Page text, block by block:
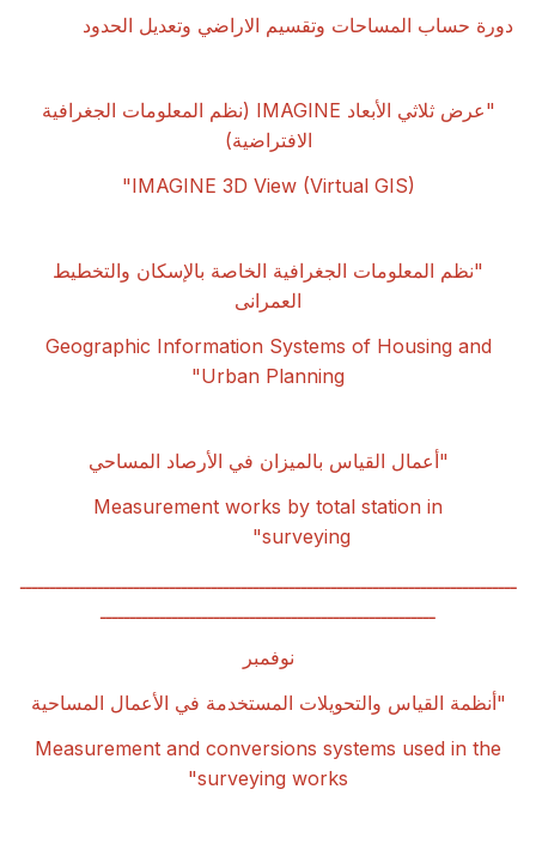
دورة حساب المساحات وتقسيم الاراضي وتعديل الحدود
"عرض ثلاثي الأبعادIMAGINE (
نظم المعلومات الجغرافية
الافتراضية)
IMAGINE 3D View (Virtual GIS)"
"نظم المعلومات الجغرافية الخاصة بالإسكان والتخطيط
العمرانى
Geographic Information Systems of Housing and
Urban Planning"
"أعمال القياس بالميزان في الأرصاد المساحي
Measurement works by total station in
surveying"
ـــــــــــــــــــــــــــــــــــــــــــــــــــــــــــــــــــــــــــــــــــ
ــــــــــــــــــــــــــــــــــــــــــــــــــــــــ
نوفمبر
"أنظمة القياس والتحويلات المستخدمة في الأعمال المساحية
Measurement and conversions systems used in the
surveying works"